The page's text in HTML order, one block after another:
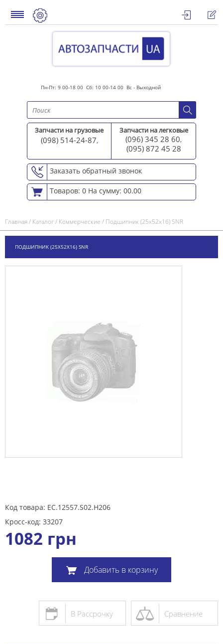
Пн-Пт: 9 00-18 00 Сб: 10 00-14 00 Вс - Выходной
Запчасти на грузовые
(098) 514-24-87,
Запчасти на легковые
(096) 345 28 60,
(095) 872 45 28
Заказать обратный звонок
Товаров: 0 На сумму: 00.00
Главная/ Каталог/ Коммерческие / Подшипник (25х52х16) SNR
ПОДШИПНИК (25Х52Х16) SNR
Код товара: EC.12557.S02.H206
Кросс-код: 33207
1082 грн
Добавить в корзину
Сравнение
В Рассрочку